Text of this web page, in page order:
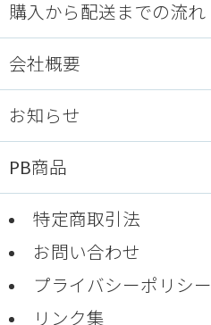
購入から配送までの流れ
会社概要
お知らせ
PB商品
特定商取引法
お問い合わせ
プライバシーポリシー
リンク集